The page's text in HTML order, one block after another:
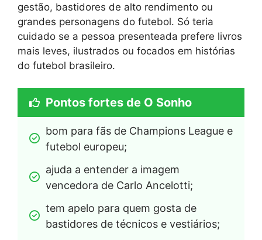
gestão, bastidores de alto rendimento ou
grandes personagens do futebol. Só teria
cuidado se a pessoa presenteada prefere livros
mais leves, ilustrados ou focados em histórias
do futebol brasileiro.
Pontos fortes de O Sonho
bom para fãs de Champions League e
futebol europeu;
ajuda a entender a imagem
vencedora de Carlo Ancelotti;
tem apelo para quem gosta de
bastidores de técnicos e vestiários;